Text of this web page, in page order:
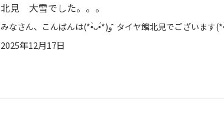
北見 大雪でした。。。
2025年12月17日